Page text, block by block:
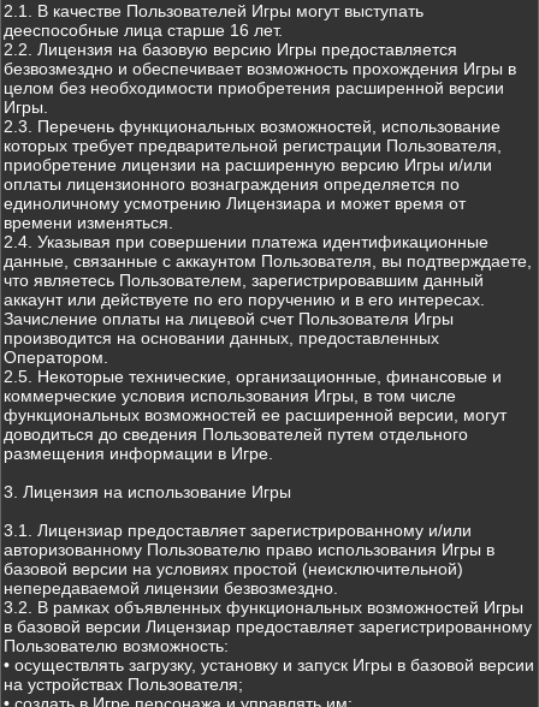
2.1. В качестве Пользователей Игры могут выступать
дееспособные лица старше 16 лет.
2.2. Лицензия на базовую версию Игры предоставляется
безвозмездно и обеспечивает возможность прохождения Игры в
целом без необходимости приобретения расширенной версии
Игры.
2.3. Перечень функциональных возможностей, использование
которых требует предварительной регистрации Пользователя,
приобретение лицензии на расширенную версию Игры и/или
оплаты лицензионного вознаграждения определяется по
единоличному усмотрению Лицензиара и может время от
времени изменяться.
2.4. Указывая при совершении платежа идентификационные
данные, связанные с аккаунтом Пользователя, вы подтверждаете,
что являетесь Пользователем, зарегистрировавшим данный
аккаунт или действуете по его поручению и в его интересах.
Зачисление оплаты на лицевой счет Пользователя Игры
производится на основании данных, предоставленных
Оператором.
2.5. Некоторые технические, организационные, финансовые и
коммерческие условия использования Игры, в том числе
функциональных возможностей ее расширенной версии, могут
доводиться до сведения Пользователей путем отдельного
размещения информации в Игре.
3. Лицензия на использование Игры
3.1. Лицензиар предоставляет зарегистрированному и/или
авторизованному Пользователю право использования Игры в
базовой версии на условиях простой (неисключительной)
непередаваемой лицензии безвозмездно.
3.2. В рамках объявленных функциональных возможностей Игры
в базовой версии Лицензиар предоставляет зарегистрированному
Пользователю возможность:
• осуществлять загрузку, установку и запуск Игры в базовой версии
на устройствах Пользователя;